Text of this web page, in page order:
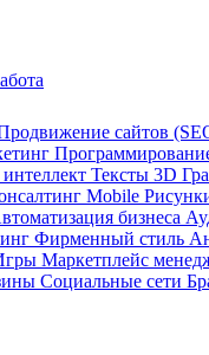
сайтов
Тексты 3D
Mobile
бизнеса
Фирменный стиль
Маркетплейс
Социальные сети